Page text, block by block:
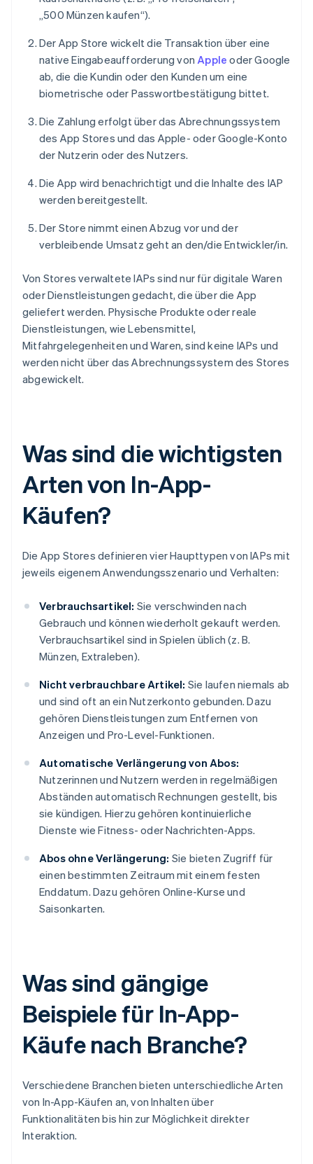
„500 Münzen kaufen“).
Der App Store wickelt die Transaktion über eine
native Eingabeaufforderung vonApple oder Google
ab, die die Kundin oder den Kunden um eine
biometrische oder Passwortbestätigung bittet.
Die Zahlung erfolgt über das Abrechnungssystem
des App Stores und das Apple- oder Google-Konto
der Nutzerin oder des Nutzers.
Die App wird benachrichtigt und die Inhalte des IAP
werden bereitgestellt.
Der Store nimmt einen Abzug vor und der
verbleibende Umsatz geht an den/die Entwickler/in.
Von Stores verwaltete IAPs sind nur für digitale Waren
oder Dienstleistungen gedacht, die über die App
geliefert werden. Physische Produkte oder reale
Dienstleistungen, wie Lebensmittel,
Mitfahrgelegenheiten und Waren, sind keine IAPs und
werden nicht über das Abrechnungssystem des Stores
abgewickelt.
Was sind die wichtigsten
Arten von In-App-
Käufen?
Die App Stores definieren vier Haupttypen von IAPs mit
jeweils eigenem Anwendungsszenario und Verhalten:
Verbrauchsartikel: Sie verschwinden nach
Gebrauch und können wiederholt gekauft werden.
Verbrauchsartikel sind in Spielen üblich (z. B.
Münzen, Extraleben).
Nicht verbrauchbare Artikel: Sie laufen niemals ab
und sind oft an ein Nutzerkonto gebunden. Dazu
gehören Dienstleistungen zum Entfernen von
Anzeigen und Pro-Level-Funktionen.
Automatische Verlängerung von Abos:
Nutzerinnen und Nutzern werden in regelmäßigen
Abständen automatisch Rechnungen gestellt, bis
sie kündigen. Hierzu gehören kontinuierliche
Dienste wie Fitness- oder Nachrichten-Apps.
Abos ohne Verlängerung: Sie bieten Zugriff für
einen bestimmten Zeitraum mit einem festen
Enddatum. Dazu gehören Online-Kurse und
Saisonkarten.
Was sind gängige
Beispiele für In-App-
Käufe nach Branche?
Verschiedene Branchen bieten unterschiedliche Arten
von In-App-Käufen an, von Inhalten über
Funktionalitäten bis hin zur Möglichkeit direkter
Interaktion.